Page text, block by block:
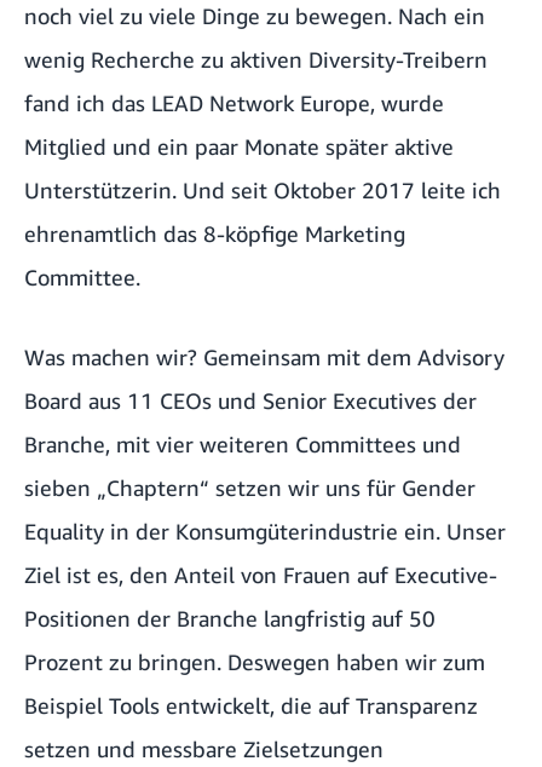
noch viel zu viele Dinge zu bewegen. Nach ein
wenig Recherche zu aktiven Diversity-Treibern
fand ich das LEAD Network Europe, wurde
Mitglied und ein paar Monate später aktive
Unterstützerin. Und seit Oktober 2017 leite ich
ehrenamtlich das 8-köpfige Marketing
Committee.
Was machen wir? Gemeinsam mit dem Advisory
Board aus 11 CEOs und Senior Executives der
Branche, mit vier weiteren Committees und
sieben „Chaptern“ setzen wir uns für Gender
Equality in der Konsumgüterindustrie ein. Unser
Ziel ist es, den Anteil von Frauen auf Executive-
Positionen der Branche langfristig auf 50
Prozent zu bringen. Deswegen haben wir zum
Beispiel Tools entwickelt, die auf Transparenz
setzen und messbare Zielsetzungen